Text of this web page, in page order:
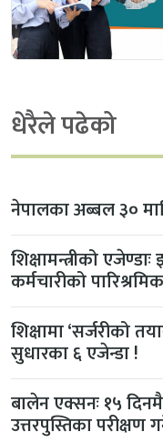
धेरैले पढेको
नेपालका अब्बल ३०
शिक्षामन्त्रीको
कर्मचारीको
शिक्षामा ‘सर्जरीको
सुधारका ६ एजेन्डा !
बालेन एक्सनः १५
उत्तरपुस्तिका परीक्षण